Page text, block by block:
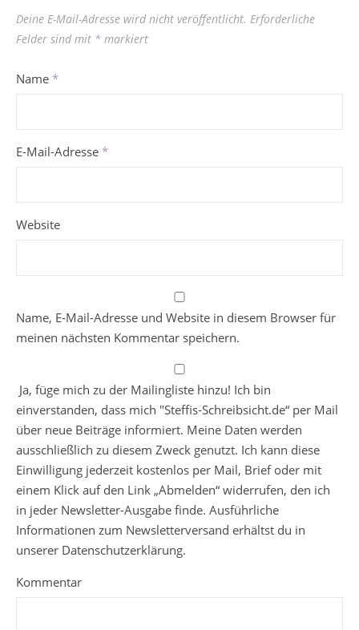
Deine E-Mail-Adresse wird nicht veröffentlicht. Erforderliche
Felder sind mit * markiert
Name *
E-Mail-Adresse *
Website
Name, E-Mail-Adresse und Website in diesem Browser für
meinen nächsten Kommentar speichern.
Ja, füge mich zu der Mailingliste hinzu! Ich bin
einverstanden, dass mich "Steffis-Schreibsicht.de“ per Mail
über neue Beiträge informiert. Meine Daten werden
ausschließlich zu diesem Zweck genutzt. Ich kann diese
Einwilligung jederzeit kostenlos per Mail, Brief oder mit
einem Klick auf den Link „Abmelden“ widerrufen, den ich
in jeder Newsletter-Ausgabe finde. Ausführliche
Informationen zum Newsletterversand erhältst du in
unserer Datenschutzerklärung.
Kommentar